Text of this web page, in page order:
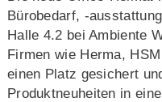
Bürobedarf, -
Halle 4.2 bei Ambiente
Firmen wie Herma,
einen Platz gesichert
Produktneuheiten in